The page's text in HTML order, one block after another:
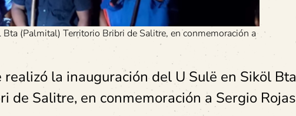
(Palmital) Territorio Bribri de Salitre, en conmemoración a
la inauguración del U Sulë en Siköl Bta
de Salitre, en conmemoración a Sergio Rojas